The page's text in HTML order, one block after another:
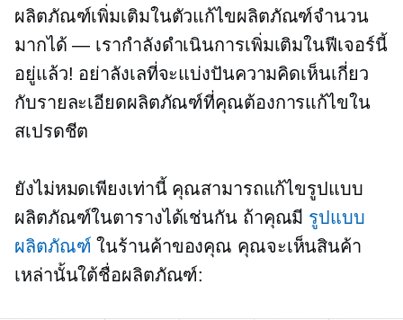
ผลิตภัณฑ์เพิ่มเติมในตัวแก้ไขผลิตภัณฑ์จำนวน
มากได้ — เรากำลังดำเนินการเพิ่มเติมในฟีเจอร์นี้
อยู่แล้ว! อย่าลังเลที่จะแบ่งปันความคิดเห็นเกี่ยว
กับรายละเอียดผลิตภัณฑ์ที่คุณต้องการแก้ไขใน
สเปรดชีต
ยังไม่หมดเพียงเท่านี้ คุณสามารถแก้ไขรูปแบบ
ผลิตภัณฑ์ในตารางได้เช่นกัน ถ้าคุณมี รูปแบบ
ผลิตภัณฑ์ ในร้านค้าของคุณ คุณจะเห็นสินค้า
เหล่านั้นใต้ชื่อผลิตภัณฑ์: